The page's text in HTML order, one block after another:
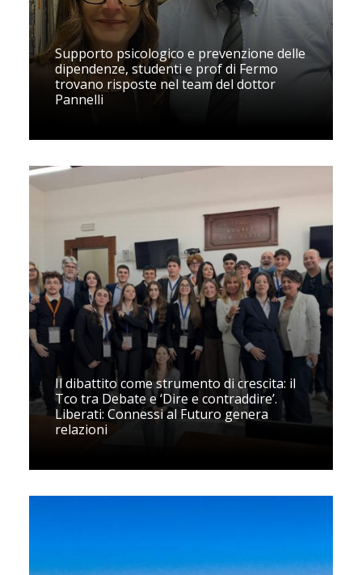
Supporto psicologico e prevenzione delle
dipendenze, studenti e prof di Fermo
trovano risposte nel team del dottor
Pannelli
Il dibattito come strumento di crescita: il
Tco tra Debate e ‘Dire e contraddire’.
Liberati: Connessi al Futuro genera
relazioni